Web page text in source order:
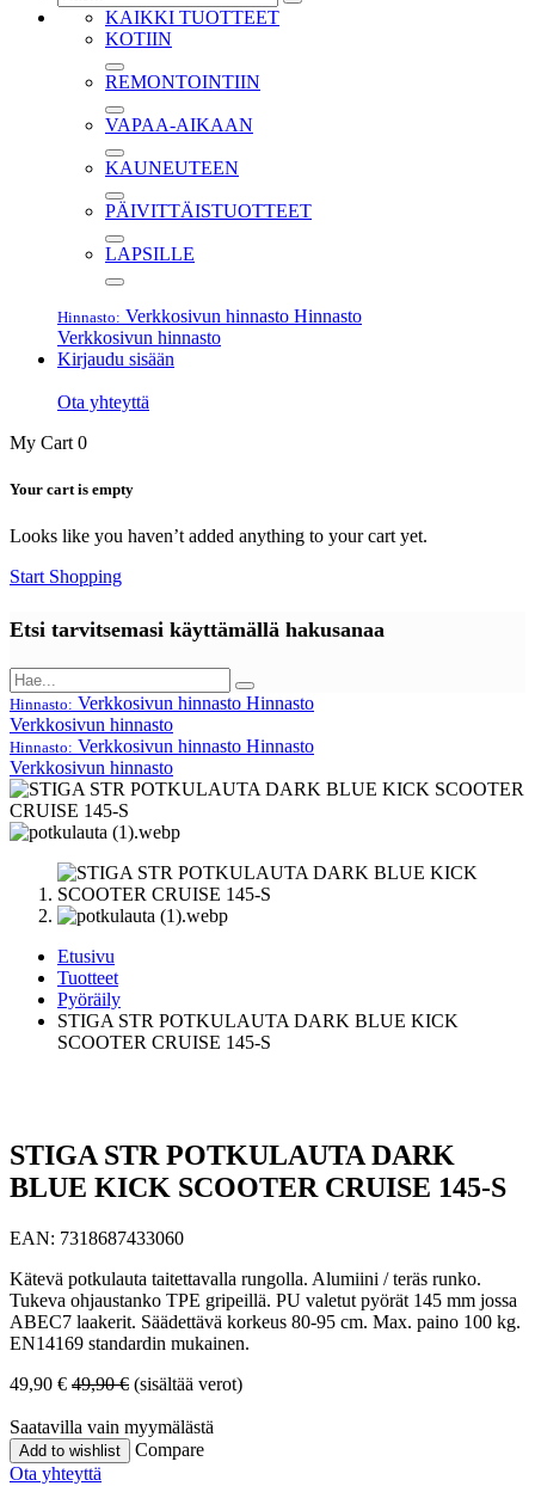
KAIKKI TUOTTEET
KOTIIN
REMONTOINTIIN
VAPAA-AIKAAN
KAUNEUTEEN
PÄIVITTÄISTUOTTEET
LAPSILLE
Hinnasto: Verkkosivun hinnasto Hinnasto
Verkkosivun hinnasto
Kirjaudu sisään
Ota yhteyttä
My Cart 0
Your cart is empty
Looks like you haven’t added anything to your cart yet.
Start Shopping
Etsi tarvitsemasi käyttämällä hakusanaa
Hinnasto: Verkkosivun hinnasto Hinnasto
Verkkosivun hinnasto
Hinnasto: Verkkosivun hinnasto Hinnasto
Verkkosivun hinnasto
Etusivu
Tuotteet
Pyöräily
STIGA STR POTKULAUTA DARK BLUE KICK
SCOOTER CRUISE 145-S
STIGA STR POTKULAUTA DARK
BLUE KICK SCOOTER CRUISE 145-S
EAN: 7318687433060
Kätevä potkulauta taitettavalla rungolla. Alumiini / teräs runko.
Tukeva ohjaustanko TPE gripeillä. PU valetut pyörät 145 mm jossa
ABEC7 laakerit. Säädettävä korkeus 80-95 cm. Max. paino 100 kg.
EN14169 standardin mukainen.
49,90 € 49,90€ (sisältää verot)
Saatavilla vain myymälästä
Add to wishlist
Compare
Ota yhteyttä